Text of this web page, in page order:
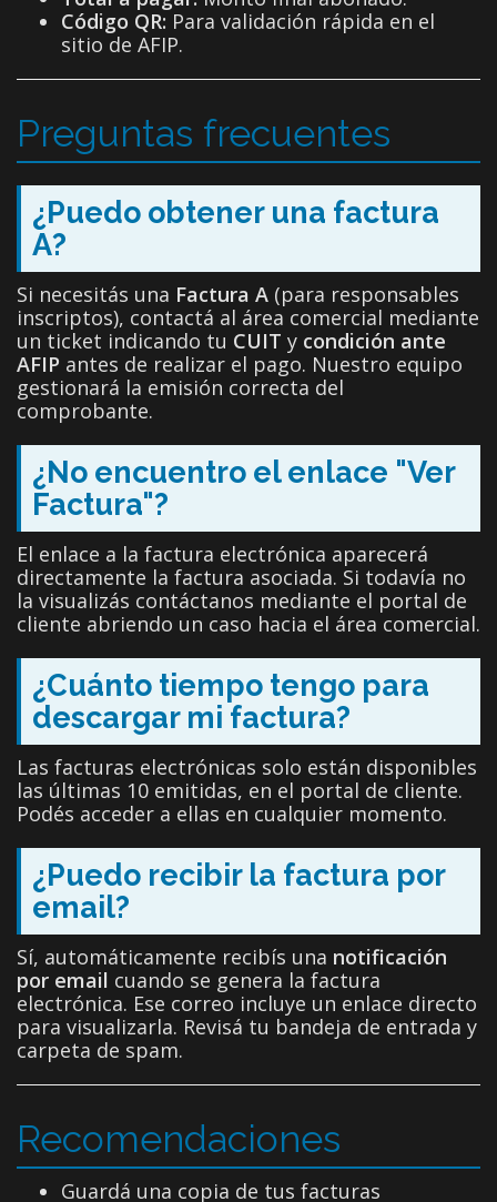
Código QR: Para validación rápida en el
sitio de AFIP.
Preguntas frecuentes
¿Puedo obtener una factura
A?
Si necesitás una Factura A (para responsables
inscriptos), contactá al área comercial mediante
un ticket indicando tu CUIT y condición ante
AFIP antes de realizar el pago. Nuestro equipo
gestionará la emisión correcta del
comprobante.
¿No encuentro el enlace "Ver
Factura"?
El enlace a la factura electrónica aparecerá
directamente la factura asociada. Si todavía no
la visualizás contáctanos mediante el portal de
cliente abriendo un caso hacia el área comercial.
¿Cuánto tiempo tengo para
descargar mi factura?
Las facturas electrónicas solo están disponibles
las últimas 10 emitidas, en el portal de cliente.
Podés acceder a ellas en cualquier momento.
¿Puedo recibir la factura por
email?
Sí, automáticamente recibís una notificación
por email cuando se genera la factura
electrónica. Ese correo incluye un enlace directo
para visualizarla. Revisá tu bandeja de entrada y
carpeta de spam.
Recomendaciones
Guardá una copia de tus facturas